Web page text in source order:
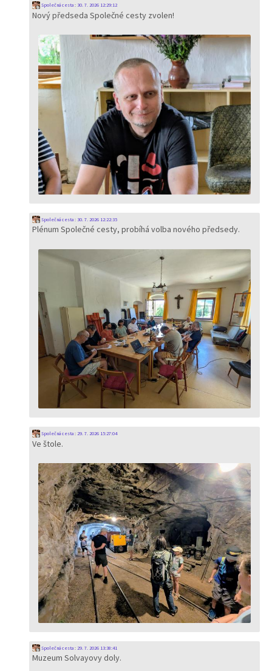
Společná cesta: 30. 7. 2026 12:29:12
Nový předseda Společné cesty zvolen!
Společná cesta: 30. 7. 2026 12:22:35
Plénum Společné cesty, probíhá volba nového předsedy.
Společná cesta: 29. 7. 2026 15:27:04
Ve štole.
Společná cesta: 29. 7. 2026 13:38:41
Muzeum Solvayovy doly.